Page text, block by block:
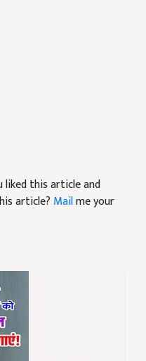
liked this article and
article? Mailme your